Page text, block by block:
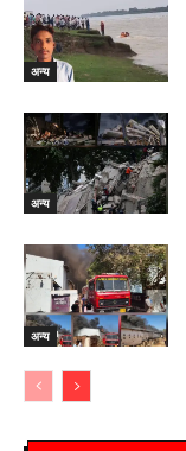
अन्य
अन्य
अन्य